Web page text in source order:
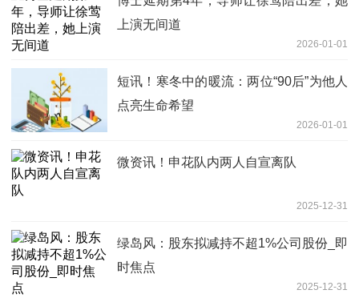
上演无间道
2026-01-01
短讯！寒冬中的暖流：两位“90后”为他人
点亮生命希望
2026-01-01
微资讯！申花队内两人自宣离队
2025-12-31
绿岛风：股东拟减持不超1%公司股份_即
时焦点
2025-12-31